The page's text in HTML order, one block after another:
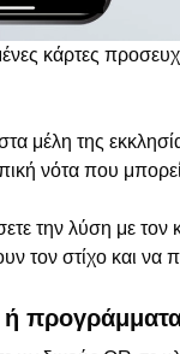
κάρτες
μέλη της
νότα που
την λύση με
τον στίχο και να
ή